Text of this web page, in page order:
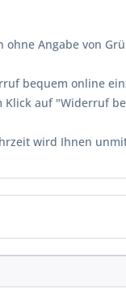
ohne Angabe von
bequem online
Klick auf "Widerruf
wird Ihnen